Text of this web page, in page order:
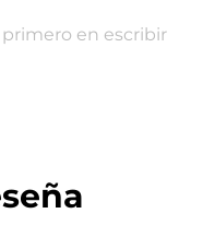
primero en escribir